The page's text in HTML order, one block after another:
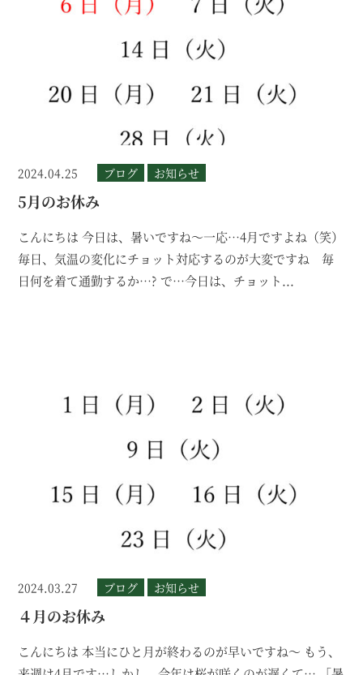
2024.04.25 ブログ お知らせ
5月のお休み
こんにちは 今日は、暑いですね～一応…4月ですよね（笑）
毎日、気温の変化にチョット対応するのが大変ですね 毎
日何を着て通勤するか…? で…今日は、チョット...
2024.03.27 ブログ お知らせ
４月のお休み
こんにちは 本当にひと月が終わるのが早いですね～ もう、